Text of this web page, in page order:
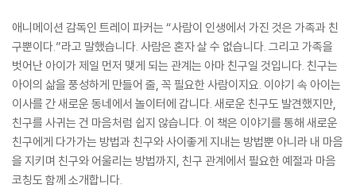
애니메이션 감독인 트레이 파커는 “사람이 인생에서 가진 것은 가족과 친
구뿐이다.”라고 말했습니다. 사람은 혼자 살 수 없습니다. 그리고 가족을
벗어난 아이가 제일 먼저 맺게 되는 관계는 아마 친구일 것입니다. 친구는
아이의 삶을 풍성하게 만들어 줄, 꼭 필요한 사람이지요. 이야기 속 아이는
이사를 간 새로운 동네에서 놀이터에 갑니다. 새로운 친구도 발견했지만,
친구를 사귀는 건 마음처럼 쉽지 않습니다. 이 책은 이야기를 통해 새로운
친구에게 다가가는 방법과 친구와 사이좋게 지내는 방법뿐 아니라 내 마음
을 지키며 친구와 어울리는 방법까지, 친구 관계에서 필요한 예절과 마음
코칭도 함께 소개합니다.